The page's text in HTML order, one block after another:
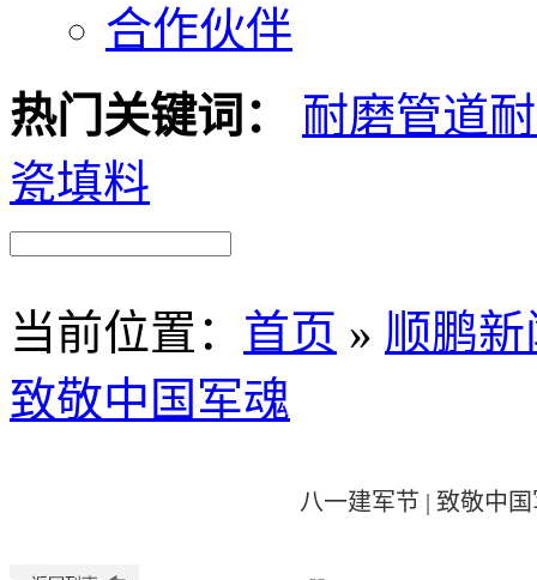
合作伙伴
热门关键词： 耐磨管道
瓷填料
当前位置 ： 首页 » 顺鹏新
致敬中国军魂
八一建军节 | 致敬中